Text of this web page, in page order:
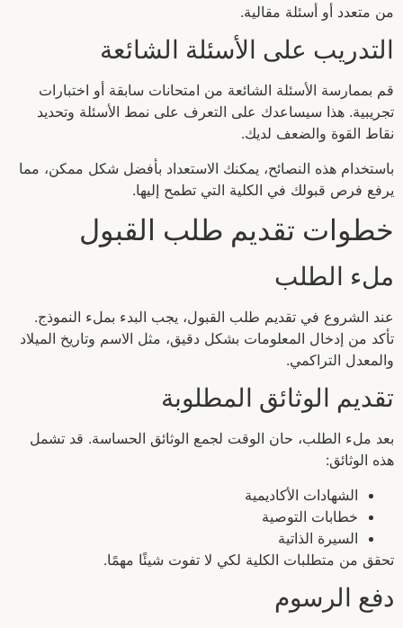
من متعدد أو أسئلة مقالية.
التدريب على الأسئلة الشائعة
قم بممارسة الأسئلة الشائعة من امتحانات سابقة أو اختبارات
تجريبية. هذا سيساعدك على التعرف على نمط الأسئلة وتحديد
نقاط القوة والضعف لديك.
باستخدام هذه النصائح، يمكنك الاستعداد بأفضل شكل ممكن، مما
يرفع فرص قبولك في الكلية التي تطمح إليها.
خطوات تقديم طلب القبول
ملء الطلب
عند الشروع في تقديم طلب القبول، يجب البدء بملء النموذج.
تأكد من إدخال المعلومات بشكل دقيق، مثل الاسم وتاريخ الميلاد
والمعدل التراكمي.
تقديم الوثائق المطلوبة
بعد ملء الطلب، حان الوقت لجمع الوثائق الحساسة. قد تشمل
هذه الوثائق:
الشهادات الأكاديمية
خطابات التوصية
السيرة الذاتية
تحقق من متطلبات الكلية لكي لا تفوت شيئًا مهمًا.
دفع الرسوم